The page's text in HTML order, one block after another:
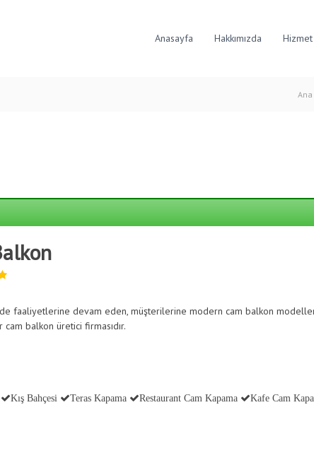
Anasayfa Hakkımızda
faaliyetlerine devam eden, müşterilerine modern cam balkon
balkon üretici firmasıdır.
Kış Bahçesi Teras Kapama Restaurant Cam Kapama Kafe Cam